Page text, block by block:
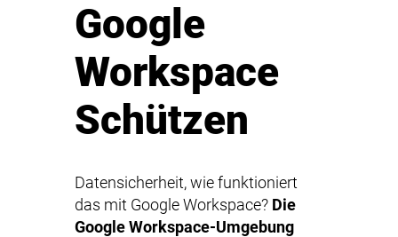
Google
Workspace
Schützen
Datensicherheit, wie funktioniert
das mit Google Workspace? Die
Google Workspace-Umgebung